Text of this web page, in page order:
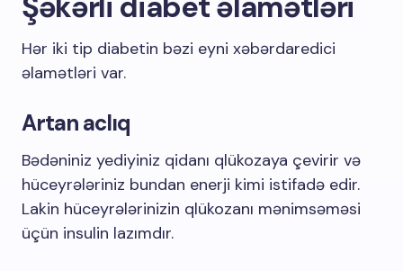
Hər iki tip diabetin bəzi eyni xəbərdaredici
əlamətləri var.
Artan aclıq
Bədəniniz yediyiniz qidanı qlükozaya çevirir və
hüceyrələriniz bundan enerji kimi istifadə edir.
Lakin hüceyrələrinizin qlükozanı mənimsəməsi
üçün insulin lazımdır.